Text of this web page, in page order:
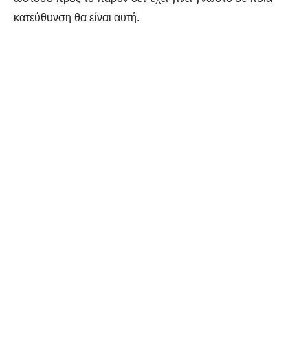
κατεύθυνση θα είναι αυτή.